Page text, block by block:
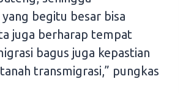
begitu besar bisa
juga berharap tempat
bagus juga kepastian
transmigrasi,” pungkas